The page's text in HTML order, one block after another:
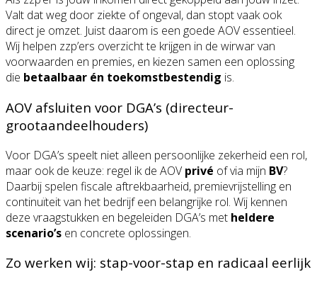
Valt dat weg door ziekte of ongeval, dan stopt vaak ook
direct je omzet. Juist daarom is een goede AOV essentieel.
Wij helpen zzp’ers overzicht te krijgen in de wirwar van
voorwaarden en premies, en kiezen samen een oplossing
die betaalbaar én toekomstbestendig is.
AOV afsluiten voor DGA’s (directeur-
grootaandeelhouders)
Voor DGA’s speelt niet alleen persoonlijke zekerheid een rol,
maar ook de keuze: regel ik de AOV privé of via mijn BV?
Daarbij spelen fiscale aftrekbaarheid, premievrijstelling en
continuïteit van het bedrijf een belangrijke rol. Wij kennen
deze vraagstukken en begeleiden DGA’s met heldere
scenario’s en concrete oplossingen.
Zo werken wij: stap-voor-stap en radicaal eerlijk